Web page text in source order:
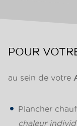
POUR
au sein de votre
Plancher
chaleur